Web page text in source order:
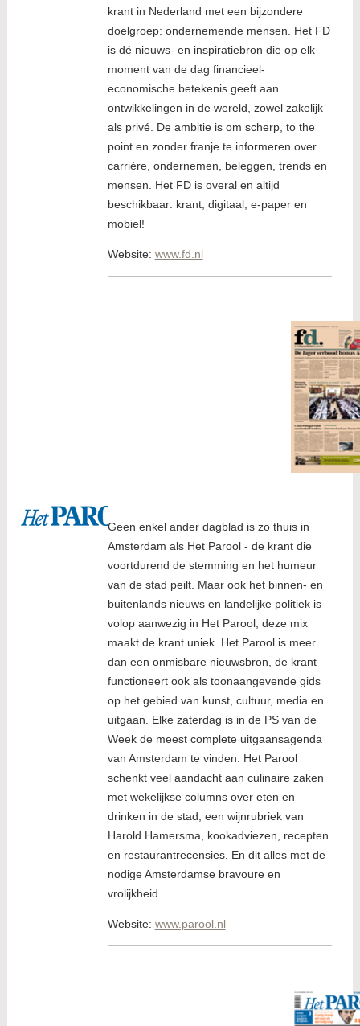
krant in Nederland met een bijzondere
doelgroep: ondernemende mensen. Het FD
is dé nieuws- en inspiratiebron die op elk
moment van de dag financieel-
economische betekenis geeft aan
ontwikkelingen in de wereld, zowel zakelijk
als privé. De ambitie is om scherp, to the
point en zonder franje te informeren over
carrière, ondernemen, beleggen, trends en
mensen. Het FD is overal en altijd
beschikbaar: krant, digitaal, e-paper en
mobiel!
Website: www.fd.nl
Geen enkel ander dagblad is zo thuis in
Amsterdam als Het Parool - de krant die
voortdurend de stemming en het humeur
van de stad peilt. Maar ook het binnen- en
buitenlands nieuws en landelijke politiek is
volop aanwezig in Het Parool, deze mix
maakt de krant uniek. Het Parool is meer
dan een onmisbare nieuwsbron, de krant
functioneert ook als toonaangevende gids
op het gebied van kunst, cultuur, media en
uitgaan. Elke zaterdag is in de PS van de
Week de meest complete uitgaansagenda
van Amsterdam te vinden. Het Parool
schenkt veel aandacht aan culinaire zaken
met wekelijkse columns over eten en
drinken in de stad, een wijnrubriek van
Harold Hamersma, kookadviezen, recepten
en restaurantrecensies. En dit alles met de
nodige Amsterdamse bravoure en
vrolijkheid.
Website: www.parool.nl